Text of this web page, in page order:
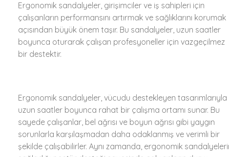
Ergonomik sandalyeler, girişimciler ve iş sahipleri için
çalışanların performansını artırmak ve sağlıklarını korumak
açısından büyük önem taşır. Bu sandalyeler, uzun saatler
boyunca oturarak çalışan profesyoneller için vazgeçilmez
bir destektir.
Ergonomik sandalyeler, vücudu destekleyen tasarımlarıyla
uzun saatler boyunca rahat bir çalışma ortamı sunar. Bu
sayede çalışanlar, bel ağrısı ve boyun ağrısı gibi yaygın
sorunlarla karşılaşmadan daha odaklanmış ve verimli bir
şekilde çalışabilirler. Aynı zamanda, ergonomik